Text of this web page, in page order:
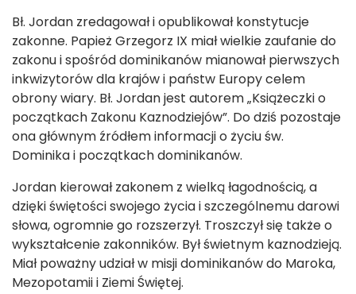
Bł. Jordan zredagował i opublikował konstytucje
zakonne. Papież Grzegorz IX miał wielkie zaufanie do
zakonu i spośród dominikanów mianował pierwszych
inkwizytorów dla krajów i państw Europy celem
obrony wiary. Bł. Jordan jest autorem „Książeczki o
początkach Zakonu Kaznodziejów”. Do dziś pozostaje
ona głównym źródłem informacji o życiu św.
Dominika i początkach dominikanów.
Jordan kierował zakonem z wielką łagodnością, a
dzięki świętości swojego życia i szczególnemu darowi
słowa, ogromnie go rozszerzył. Troszczył się także o
wykształcenie zakonników. Był świetnym kaznodzieją.
Miał poważny udział w misji dominikanów do Maroka,
Mezopotamii i Ziemi Świętej.